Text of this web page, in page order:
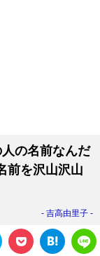
の名前なんだ
前を沢山沢山
吉高由里子